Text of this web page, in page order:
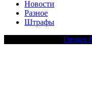
Новости
Разное
Штрафы
Design